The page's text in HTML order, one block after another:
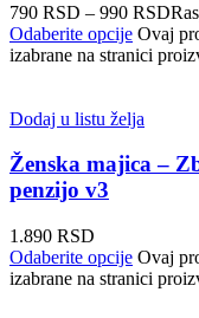
790 RSD – 990 RSD
Odaberite opcije Ovaj
izabrane na stranici
Dodaj u listu želja
Ženska majica –
penzijo v3
1.890 RSD
Odaberite opcije Ovaj
izabrane na stranici